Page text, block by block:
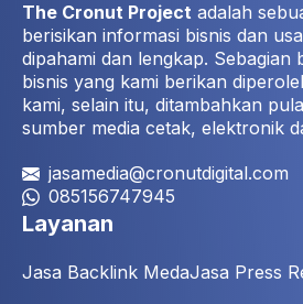
The Cronut Project adalah
berisikan informasi bisnis dan
dipahami dan lengkap. Sebagian
bisnis yang kami berikan
kami, selain itu, ditambahkan
sumber media cetak, elektronik
jasamedia@cronutdigital.com
085156747945
Layanan
Jasa Backlink MedaJasa Press